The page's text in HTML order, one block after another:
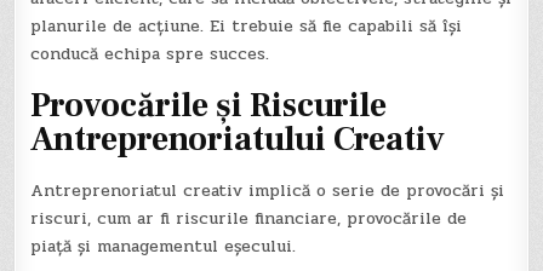
planurile de acțiune. Ei trebuie să fie capabili să își
conducă echipa spre succes.
Provocările și Riscurile
Antreprenoriatului Creativ
Antreprenoriatul creativ implică o serie de provocări și
riscuri, cum ar fi riscurile financiare, provocările de
piață și managementul eșecului.